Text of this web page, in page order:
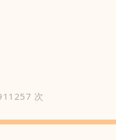
次